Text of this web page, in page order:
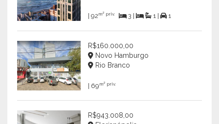
| 92m² priv. 3 | 1 | 1
R$160.000,00
Novo Hamburgo
Rio Branco
| 69m² priv.
R$943.008,00